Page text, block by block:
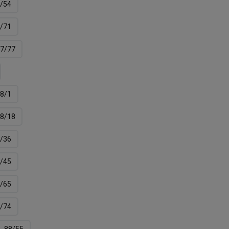
54
71
7/77
8/1
8/18
36
45
65
74